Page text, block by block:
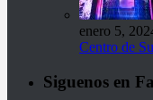
enero 5,
Centro de
Siguenos en